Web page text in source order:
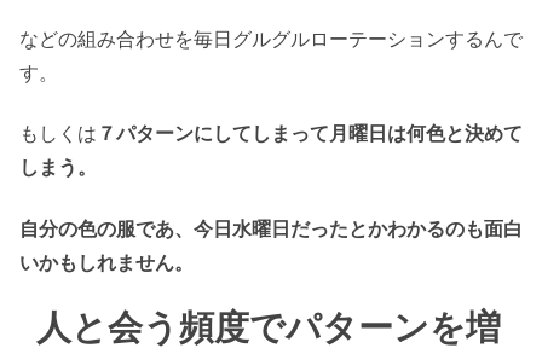
などの組み合わせを毎日グルグルローテーションするんで
す。
もしくは ７パターンにしてしまって月曜日は何色と決めて
しまう。
自分の色の服であ、今日水曜日だったとかわかるのも面白
いかもしれません。
人と会う頻度でパターンを増